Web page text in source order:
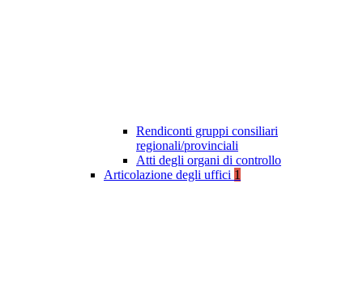
Rendiconti gruppi consiliari
regionali/provinciali
Atti degli organi di controllo
Articolazione degli uffici 1